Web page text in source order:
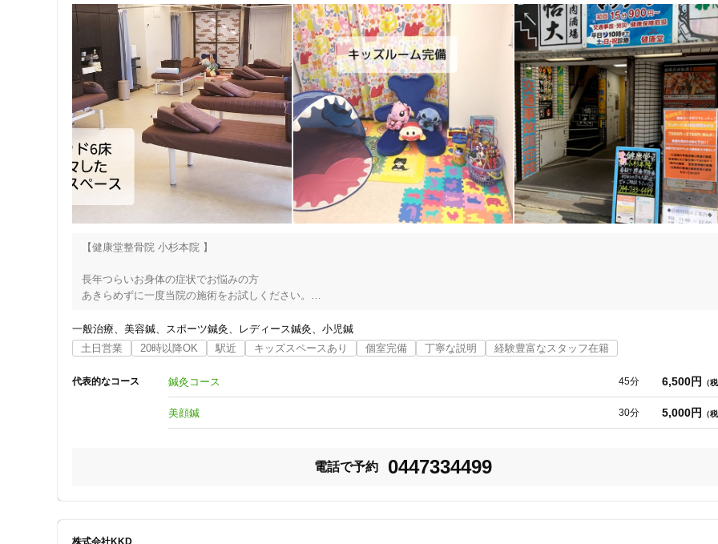
★ももの痛み(歩くと痛い・階段の昇り降りがツライ・突っ張り感がある・立ち上がり座りこむ時に痛む・歩くと外側が痛い)
★膝の痛み(曲げ伸ばし・立ち上がり座り込み時に痛む・痛くて歩けない・階段の昇り降りがツライ・正座ができない・膝の裏が張る)
★ふくらはぎの痛み(歩くと痛い・つま先立ちすると痛む・よくこむらが返る・運転するときに痛む・むくみ)
★足周辺の痛み(挫いた・捻った・歩くと踵・足の裏・足の甲が痛い)
★肘の痛み(曲げ伸ばしで痛む・物を持つ時に痛む・手先に痺れ)
★手首・指の痛み(指を動かすと痛む・手首を動かすと痛む)
当院では、これらの症状の原因となっている箇所を見つけ出し、熟練の整体技術や鍼灸、リハビリなどを組み合わせ、最適な施術プラ
【健康堂整骨院 小杉本院 】
長年つらいお身体の症状でお悩みの方
あきらめずに一度当院の施術をお試しください。
同じ症状であっても、
ひとそれぞれ原因や症状の度合いなどは違います。
施術前に丁寧に皆さんからお話をうかがい、
お子様連れには、キッズスペースも完備していますから
〈当院はこのような方にオススメ〉------------------
一般治療 美容鍼 スポーツ鍼灸 レディース鍼灸
小児鍼
土日営業
20時以降OK 駅近 キッズスペースあり 個室完備 丁寧な説明 経験豊富なスタッフ在籍
代表的なコース 鍼灸コース 45分 6,500円 （
美顔鍼 30分 5,000円 （
電話で予約 0447334499